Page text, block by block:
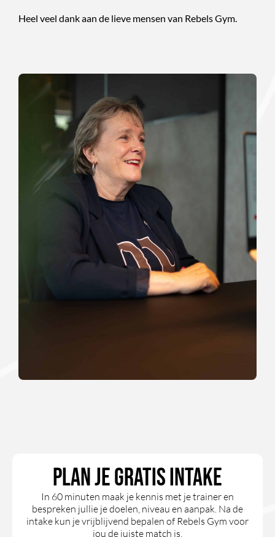
Heel veel dank aan de lieve mensen van Rebels Gym.
Plan je gratis intake
In 60 minuten maak je kennis met je trainer en
bespreken jullie je doelen, niveau en aanpak. Na de
intake kun je vrijblijvend bepalen of Rebels Gym voor
jou de juiste match is.